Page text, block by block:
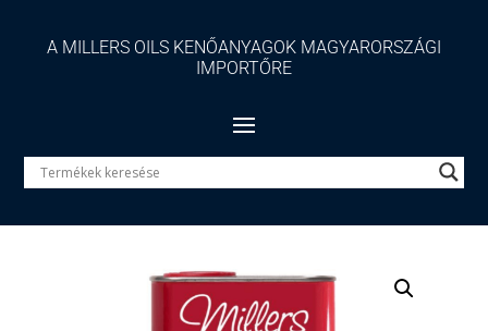
A MILLERS OILS KENŐANYAGOK MAGYARORSZÁGI
IMPORTŐRE